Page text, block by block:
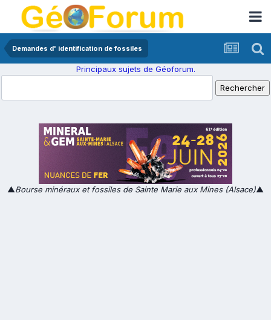
Demandes d' identification de fossiles
Principaux sujets de Géoforum.
▲Bourse minéraux et fossiles de Sainte Marie aux Mines (Alsace)▲